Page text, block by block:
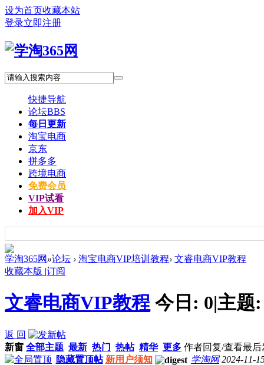
设为首页收藏本站
登录立即注册
快捷导航
论坛BBS
每日更新
淘宝电商
京东
拼多多
跨境电商
免费会员
VIP试看
加入VIP
学淘365网 »论坛 › 淘宝电商VIP培训教程› 文睿电商VIP教程
收藏本版 |订阅
文睿电商VIP教程 今日: 0|主
返 回
新窗 全部主题 最新 热门 热帖 精华 更多 作者回复/查看最后
隐藏置顶帖 新用户须知 学淘网 2024-11-